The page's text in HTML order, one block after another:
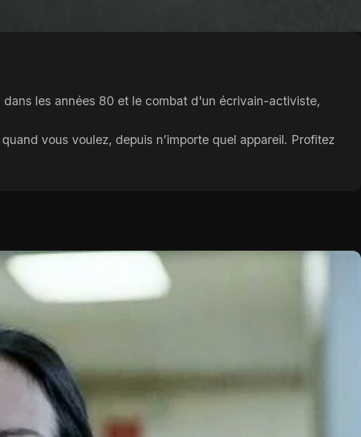
les années 80 et le combat d'un écrivain-activiste,
vous voulez, depuis n’importe quel appareil. Profitez